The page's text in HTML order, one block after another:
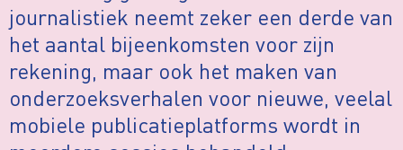
journalistiek neemt zeker een derde van
het aantal bijeenkomsten voor zijn
rekening, maar ook het maken van
onderzoeksverhalen voor nieuwe, veelal
mobiele publicatieplatforms wordt in